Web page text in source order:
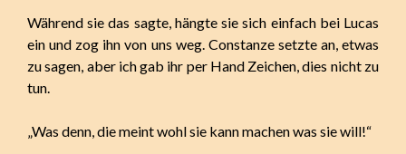
Während sie das sagte, hängte sie sich einfach bei Lucas
ein und zog ihn von uns weg. Constanze setzte an, etwas
zu sagen, aber ich gab ihr per Hand Zeichen, dies nicht zu
tun.
„Was denn, die meint wohl sie kann machen was sie will!“